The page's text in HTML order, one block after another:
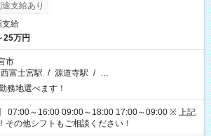
支給あり
支給
25万円
市
西富士宮駅 / 源道寺駅 / …
地選べます！
07:00～16:00 09:00～18:00 17:00～09:00 ※ 上記
その他シフトもご相談ください！